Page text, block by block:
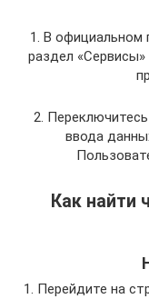
1. В официальном
раздел
2.
ввода
Как найти
1. Перейдите на